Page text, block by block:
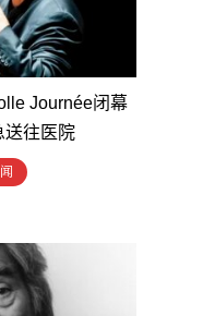
Journée闭幕
送往医院